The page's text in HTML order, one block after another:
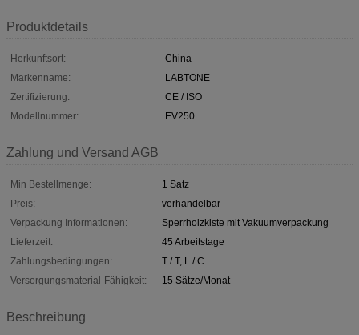
Produktdetails
Herkunftsort:
China
Markenname:
LABTONE
Zertifizierung:
CE / ISO
Modellnummer:
EV250
Zahlung und Versand AGB
Min Bestellmenge:
1 Satz
Preis:
verhandelbar
Verpackung Informationen:
Sperrholzkiste mit Vakuumverpackung
Lieferzeit:
45 Arbeitstage
Zahlungsbedingungen:
T / T, L / C
Versorgungsmaterial-Fähigkeit:
15 Sätze/Monat
Beschreibung